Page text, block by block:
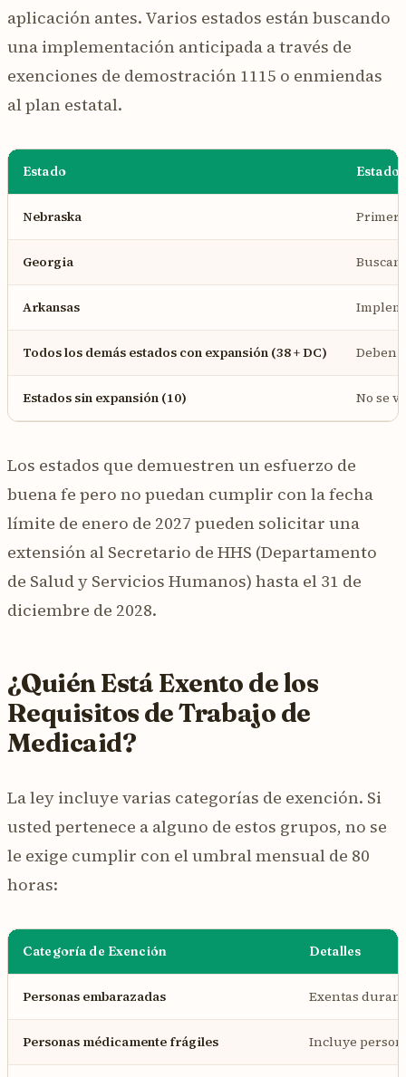
aplicación antes. Varios estados están buscando
una implementación anticipada a través de
exenciones de demostración 1115 o enmiendas
al plan estatal.
Estado Estado
Nebraska Primer
Georgia
Arkansas
Todos los demás estados con expansión (38 + DC) Deben
Estados sin expansión (10) No se
Los estados que demuestren un esfuerzo de
buena fe pero no puedan cumplir con la fecha
límite de enero de 2027 pueden solicitar una
extensión al Secretario de HHS (Departamento
de Salud y Servicios Humanos) hasta el 31 de
diciembre de 2028.
¿Quién Está Exento de los
Requisitos de Trabajo de
Medicaid?
La ley incluye varias categorías de exención. Si
usted pertenece a alguno de estos grupos, no se
le exige cumplir con el umbral mensual de 80
horas:
Categoría de Exención Detalles
Personas embarazadas Exentas
Personas médicamente frágiles Incluye